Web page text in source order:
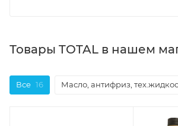
Товары TOTAL в нашем
Все 16 Масло, антифриз,